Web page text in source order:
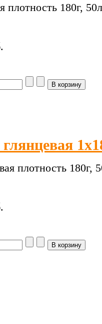
плотность 180г,
плотность